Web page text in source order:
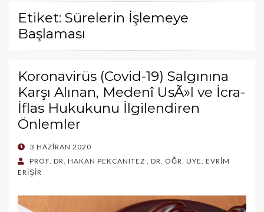
Etiket: Sürelerin İşlemeye
Başlaması
Koronavirüs (Covid-19) Salgınına
Karşı Alınan, Medenî UsÃ»l ve İcra-
İflas Hukukunu İlgilendiren
Önlemler
POSTED
ON
3 HAZIRAN 2020
PROF. DR. HAKAN PEKCANITEZ , DR. ÖĞR. ÜYE. EVRİM
ERİŞİR